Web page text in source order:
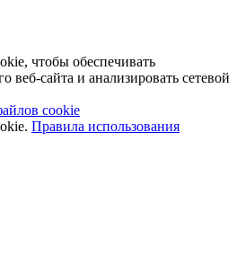
чтобы обеспечивать
веб-сайта и анализировать сетевой
cookie
Правила использования